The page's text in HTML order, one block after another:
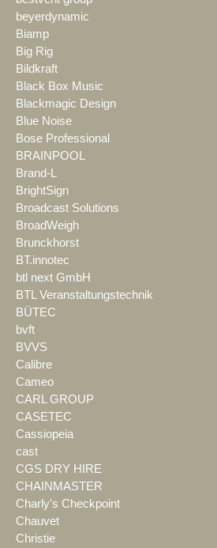
beyerdynamic
Biamp
Big Rig
Bildkraft
Black Box Music
Blackmagic Design
Blue Noise
Bose Professional
BRAINPOOL
Brand-L
BrightSign
Broadcast Solutions
BroadWeigh
Brunckhorst
BT.innotec
btl next GmbH
BTL Veranstaltungstechnik
BÜTEC
bvft
BVVS
Calibre
Cameo
CARL GROUP
CASETEC
Cassiopeia
cast
CGS DRY HIRE
CHAINMASTER
Charly's Checkpoint
Chauvet
Christie